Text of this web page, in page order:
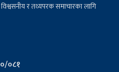
र तथ्यपरक समाचारका लागि
०८१